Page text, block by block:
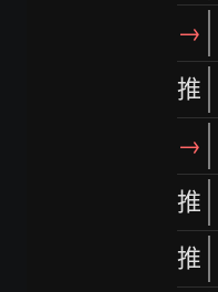
→
推
→
推
推